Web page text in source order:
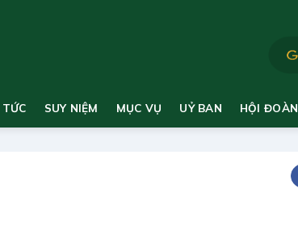
SUY NIỆM MỤC VỤ UỶ BAN HỘI ĐOÀN